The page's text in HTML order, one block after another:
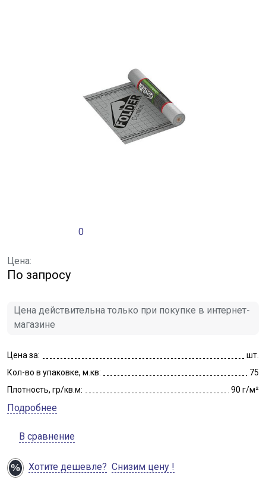
0
Цена:
По запросу
Цена действительна только при покупке в интернет-
магазине
Цена за:
шт.
Кол-во в упаковке, м.кв:
75
Плотность, гр/кв.м:
90 г/м²
Подробнее
В сравнение
Хотите дешевле? Снизим цену !